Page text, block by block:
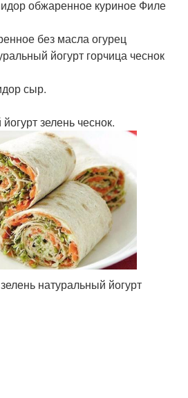
рулет
Закуска из лаваша
Запеканка в лаваше
обжаренное куриное Филе
без масла огурец
йогурт горчица чеснок
сыр.
зелень чеснок.
натуральный йогурт